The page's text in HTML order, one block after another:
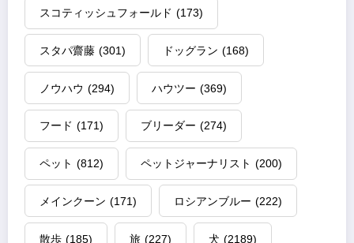
スコティッシュフォールド (173)
スタパ齋藤 (301) ドッグラン (168)
ノウハウ (294) ハウツー (369)
フード (171) ブリーダー (274)
ペット (812) ペットジャーナリスト (200)
メインクーン (171) ロシアンブルー (222)
散歩 (185) 旅 (227) 犬 (2189)